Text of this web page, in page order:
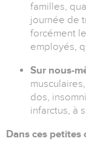
familles,
journée de
forcément
employés,
Sur nous-
dos,
infarctus, à
Dans ces petites